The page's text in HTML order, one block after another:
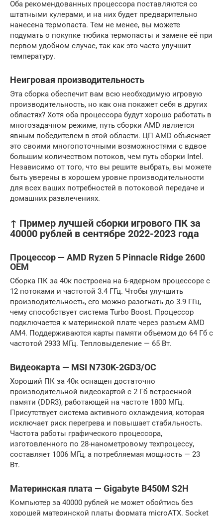
Оба рекомендованных процессора поставляются со
штатными кулерами, и на них будет предварительно
нанесена термопаста. Тем не менее, вы можете
подумать о покупке тюбика термопасты и замене её при
первом удобном случае, так как это часто улучшит
температуру.
Неигровая производительность
Эта сборка обеспечит вам всю необходимую игровую
производительность, но как она покажет себя в других
областях? Хотя оба процессора будут хорошо работать в
многозадачном режиме, путь сборки AMD является
явным победителем в этой области. ЦП AMD объясняет
это своими многопоточными возможностями с вдвое
большим количеством потоков, чем путь сборки Intel.
Независимо от того, что вы решите выбрать, вы можете
быть уверены в хорошем уровне производительности
для всех ваших потребностей в потоковой передаче и
домашних развлечениях.
↑ Пример лучшей сборки игрового ПК за
40000 рублей в сентябре 2022-2023 года
Процессор — AMD Ryzen 5 Pinnacle Ridge 2600
OEM
Сборка ПК за 40к построена на 6-ядерном процессоре с
12 потоками и частотой 3.4 ГГц. Чтобы улучшить
производительность, его можно разогнать до 3.9 ГГц,
чему способствует система Turbo Boost. Процессор
подключается к материнской плате через разъем AMD
AM4. Поддерживаются карты памяти объемом до 64 Гб с
частотой 2933 МГц. Тепловыделение — 65 Вт.
Видеокарта — MSI N730K-2GD3/OC
Хороший ПК за 40к оснащен достаточно
производительной видеокартой с 2 Гб встроенной
памяти (DDR3), работающей на частоте 1800 МГц.
Присутствует система активного охлаждения, которая
исключает риск перегрева и повышает стабильность.
Частота работы графического процессора,
изготовленного по 28-нанометровому техпроцессу,
составляет 1006 МГц, а потребляемая мощность — 23
Вт.
Материнская плата — Gigabyte B450M S2H
Компьютер за 40000 рублей не может обойтись без
хорошей материнской платы формата microATX. Socket